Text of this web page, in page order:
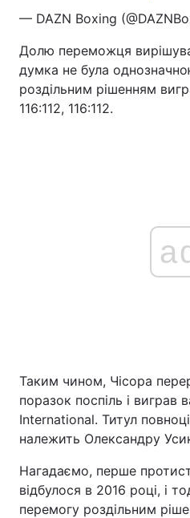
— DAZN Boxing
Долю переможця
думка не була
роздільним рішенням
116:112, 116:112.
Таким чином, Чісора
поразок поспіль і виграв
International. Титул
належить Олександру
Нагадаємо, перше
відбулося в 2016 році, і
перемогу роздільним